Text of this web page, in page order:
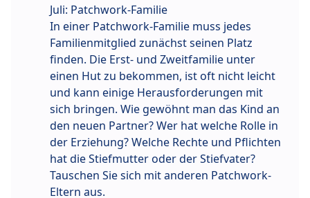
Juli: Patchwork-Familie
In einer Patchwork-Familie muss jedes
Familienmitglied zunächst seinen Platz
finden. Die Erst- und Zweitfamilie unter
einen Hut zu bekommen, ist oft nicht leicht
und kann einige Herausforderungen mit
sich bringen. Wie gewöhnt man das Kind an
den neuen Partner? Wer hat welche Rolle in
der Erziehung? Welche Rechte und Pflichten
hat die Stiefmutter oder der Stiefvater?
Tauschen Sie sich mit anderen Patchwork-
Eltern aus.